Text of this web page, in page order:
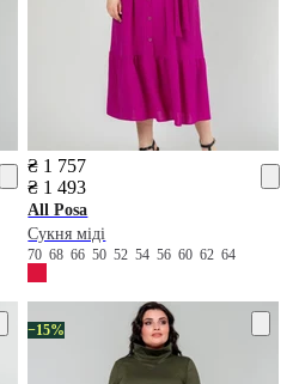
₴ 1 757
₴ 1 493
All Posa
Сукня міді
70686650525456606264
−15%